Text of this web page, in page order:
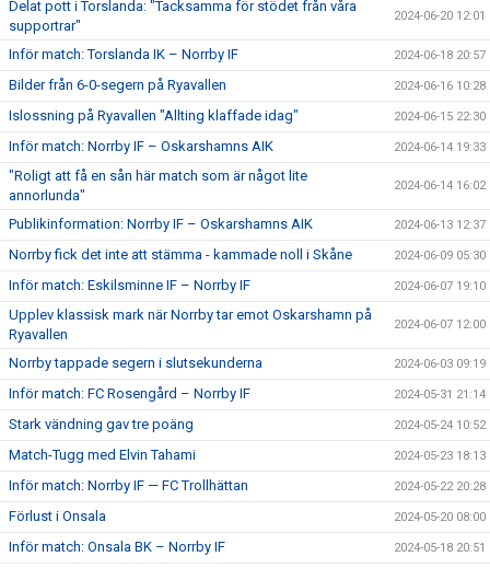
Delat pott i Torslanda: "Tacksamma för stödet från våra
supportrar"
2024-06-20 12:01
Inför match: Torslanda IK – Norrby IF 2024-06-18 20:57
Bilder från 6-0-segern på Ryavallen 2024-06-16 10:28
Islossning på Ryavallen "Allting klaffade idag" 2024-06-15 22:30
Inför match: Norrby IF – Oskarshamns AIK 2024-06-14 19:33
"Roligt att få en sån här match som är något lite
annorlunda"
2024-06-14 16:02
Publikinformation: Norrby IF – Oskarshamns AIK 2024-06-13 12:37
Norrby fick det inte att stämma - kammade noll i Skåne 2024-06-09 05:30
Inför match: Eskilsminne IF – Norrby IF 2024-06-07 19:10
Upplev klassisk mark när Norrby tar emot Oskarshamn på
Ryavallen
2024-06-07 12:00
Norrby tappade segern i slutsekunderna 2024-06-03 09:19
Inför match: FC Rosengård – Norrby IF 2024-05-31 21:14
Stark vändning gav tre poäng 2024-05-24 10:52
Match-Tugg med Elvin Tahami 2024-05-23 18:13
Inför match: Norrby IF — FC Trollhättan 2024-05-22 20:28
Förlust i Onsala 2024-05-20 08:00
Inför match: Onsala BK – Norrby IF 2024-05-18 20:51